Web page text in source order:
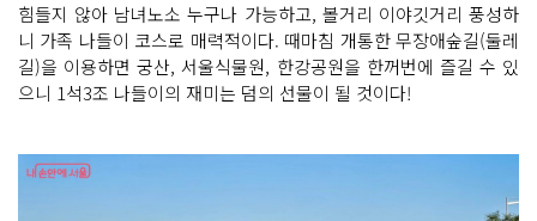
힘들지 않아 남녀노소 누구나 가능하고, 볼거리 이야깃거리 풍성하
니 가족 나들이 코스로 매력적이다. 때마침 개통한 무장애숲길(둘레
길)을 이용하면 궁산, 서울식물원, 한강공원을 한꺼번에 즐길 수 있
으니 1석3조 나들이의 재미는 덤의 선물이 될 것이다!